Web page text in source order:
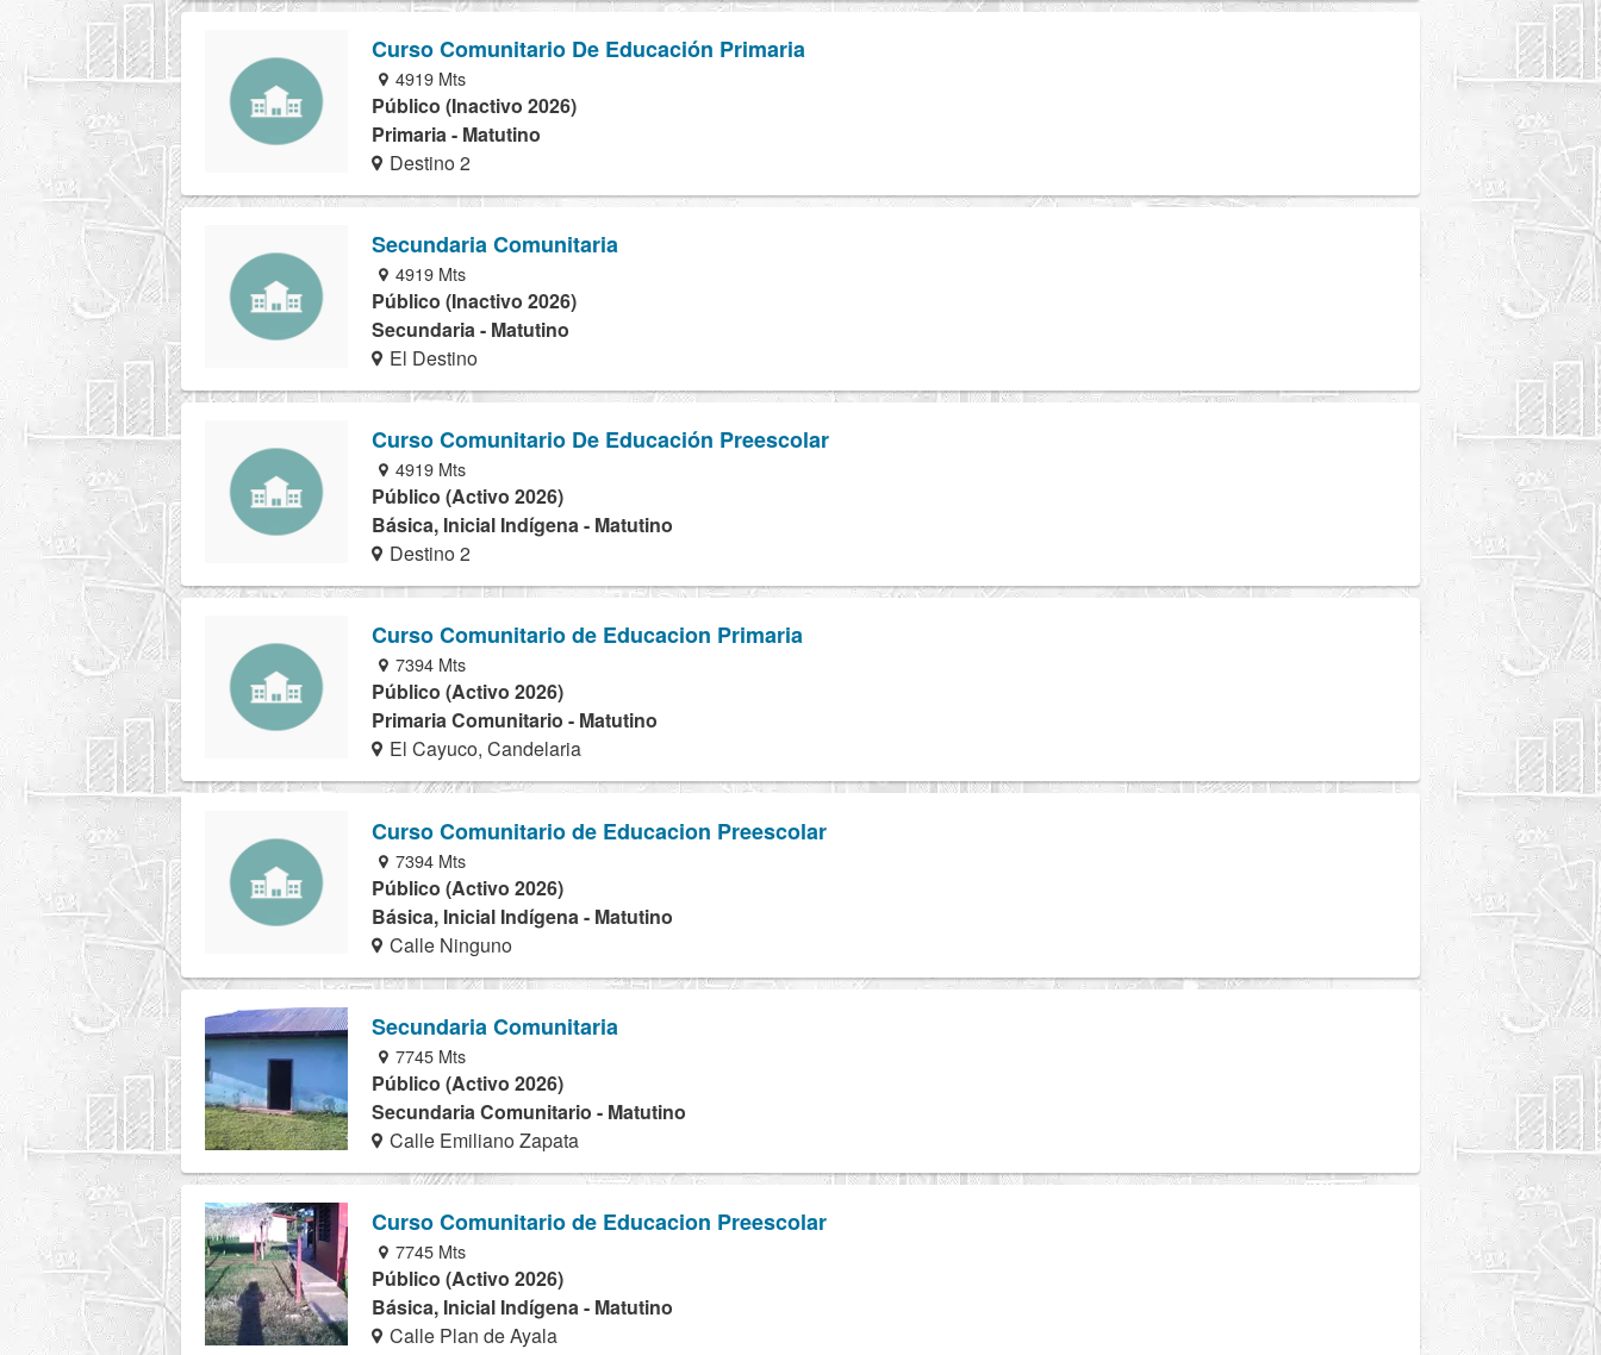
Curso Comunitario De Educación Primaria
4919 Mts
Público (Inactivo 2026)
Primaria - Matutino
Destino 2
Secundaria Comunitaria
4919 Mts
Público (Inactivo 2026)
Secundaria - Matutino
El Destino
Curso Comunitario De Educación Preescolar
4919 Mts
Público (Activo 2026)
Básica, Inicial Indígena - Matutino
Destino 2
Curso Comunitario de Educacion Primaria
7394 Mts
Público (Activo 2026)
Primaria Comunitario - Matutino
El Cayuco, Candelaria
Curso Comunitario de Educacion Preescolar
7394 Mts
Público (Activo 2026)
Básica, Inicial Indígena - Matutino
Calle Ninguno
Secundaria Comunitaria
7745 Mts
Público (Activo 2026)
Secundaria Comunitario - Matutino
Calle Emiliano Zapata
Curso Comunitario de Educacion Preescolar
7745 Mts
Público (Activo 2026)
Básica, Inicial Indígena - Matutino
Calle Plan de Ayala